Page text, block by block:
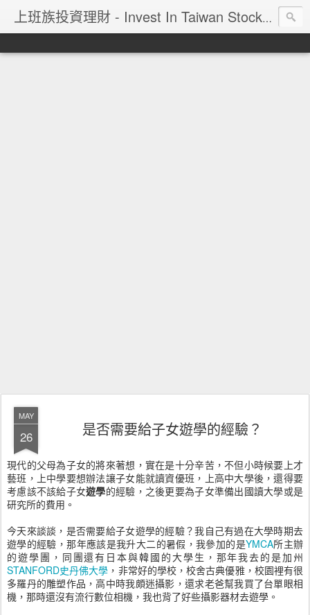
上班族投資理財 - Invest In Taiwan Stock Market
MAY
26 是否需要給子女遊學的經驗？
現代的父母為子女的將來著想，實在是十分辛苦，不但小時候要上才
藝班，上中學要想辦法讓子女能就讀資優班，上高中大學後，還得要
考慮該不該給子女遊學的經驗，之後更要為子女準備出國讀大學或是
研究所的費用。
今天來談談，是否需要給子女遊學的經驗？我自己有過在大學時期去
遊學的經驗，那年應該是我升大二的暑假，我參加的是YMCA所主辦
的遊學團，同團還有日本與韓國的大學生，那年我去的是加州
STANFORD史丹佛大學 ，非常好的學校，校舍古典優雅，校園裡有很
多羅丹的雕塑作品，高中時我頗迷攝影，還求老爸幫我買了台單眼相
機，那時還沒有流行數位相機，我也背了好些攝影器材去遊學。